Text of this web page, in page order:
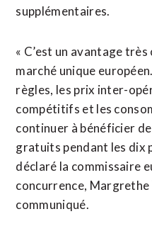
supplémentaires.
« C’est un avantage
marché unique
règles, les prix inter-
compétitifs et les
continuer à bénéficier
gratuits pendant les dix
déclaré la commissaire
concurrence, Margrethe
communiqué.